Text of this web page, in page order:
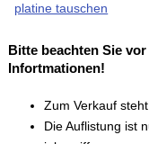
platine tauschen
Bitte beachten Sie
Infortmationen!
Zum Verkauf
Die Auflistung ist